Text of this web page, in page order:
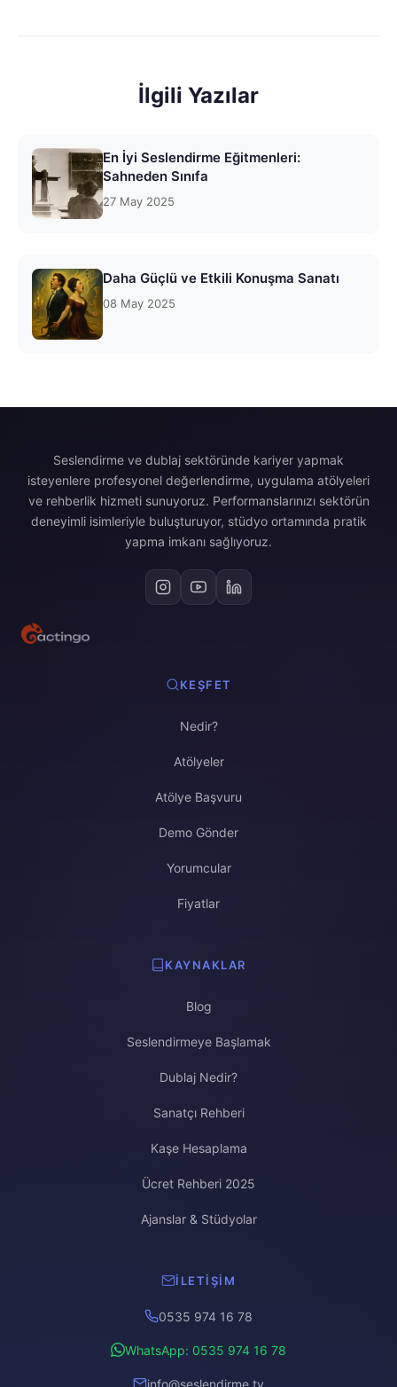
İlgili Yazılar
En İyi Seslendirme Eğitmenleri:
Sahneden Sınıfa
27 May 2025
Daha Güçlü ve Etkili Konuşma Sanatı
08 May 2025
Seslendirme ve dublaj sektöründe kariyer yapmak
isteyenlere profesyonel değerlendirme, uygulama atölyeleri
ve rehberlik hizmeti sunuyoruz. Performanslarınızı sektörün
deneyimli isimleriyle buluşturuyor, stüdyo ortamında pratik
yapma imkanı sağlıyoruz.
KEŞFET
Nedir?
Atölyeler
Atölye Başvuru
Demo Gönder
Yorumcular
Fiyatlar
KAYNAKLAR
Blog
Seslendirmeye Başlamak
Dublaj Nedir?
Sanatçı Rehberi
Kaşe Hesaplama
Ücret Rehberi 2025
Ajanslar & Stüdyolar
İLETIŞIM
0535 974 16 78
WhatsApp: 0535 974 16 78
info@seslendirme.tv